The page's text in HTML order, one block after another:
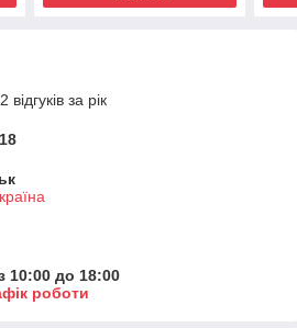
за рік
10:00 до 18:00
роботи